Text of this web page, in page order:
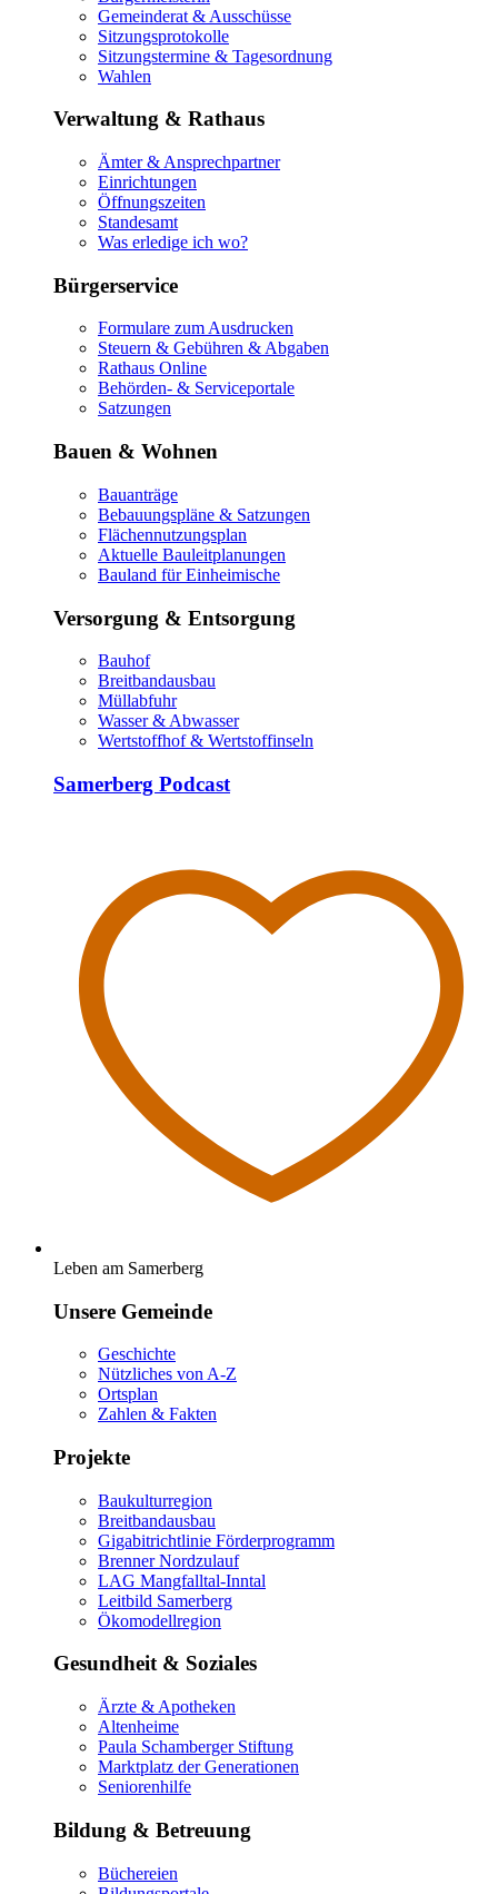
Gemeinderat & Ausschüsse
Sitzungsprotokolle
Sitzungstermine & Tagesordnung
Wahlen
Verwaltung & Rathaus
Ämter & Ansprechpartner
Einrichtungen
Öffnungszeiten
Standesamt
Was erledige ich wo?
Bürgerservice
Formulare zum Ausdrucken
Steuern & Gebühren & Abgaben
Rathaus Online
Behörden- & Serviceportale
Satzungen
Bauen & Wohnen
Bauanträge
Bebauungspläne & Satzungen
Flächennutzungsplan
Aktuelle Bauleitplanungen
Bauland für Einheimische
Versorgung & Entsorgung
Bauhof
Breitbandausbau
Müllabfuhr
Wasser & Abwasser
Wertstoffhof & Wertstoffinseln
Samerberg Podcast
Leben am Samerberg
Unsere Gemeinde
Geschichte
Nützliches von A-Z
Ortsplan
Zahlen & Fakten
Projekte
Baukulturregion
Breitbandausbau
Gigabitrichtlinie Förderprogramm
Brenner Nordzulauf
LAG Mangfalltal-Inntal
Leitbild Samerberg
Ökomodellregion
Gesundheit & Soziales
Ärzte & Apotheken
Altenheime
Paula Schamberger Stiftung
Marktplatz der Generationen
Seniorenhilfe
Bildung & Betreuung
Büchereien